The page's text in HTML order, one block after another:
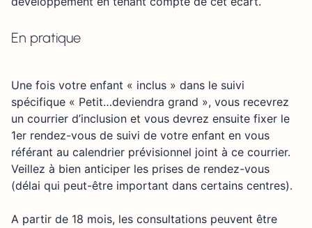
En pratique
Une fois votre enfant « inclus » dans le suivi
spécifique « Petit…deviendra grand », vous recevrez
un courrier d’inclusion et vous devrez ensuite fixer le
1er rendez-vous de suivi de votre enfant en vous
référant au calendrier prévisionnel joint à ce courrier.
Veillez à bien anticiper les prises de rendez-vous
(délai qui peut-être important dans certains centres).
A partir de 18 mois, les consultations peuvent être